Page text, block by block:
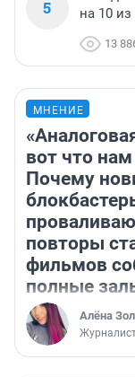
5
на 10 из
13
МНЕНИЕ
вот что
Почему
повторы
фильмов
полные
Алёна